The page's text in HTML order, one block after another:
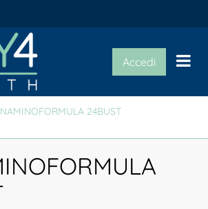
Accedi
24BUST